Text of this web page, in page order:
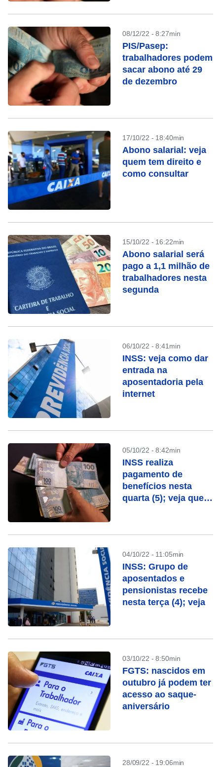
08/12/22 - 8:27min
PIS/Pasep:
trabalhadores podem
sacar abono até 29
de dezembro
17/10/22 - 18:40min
Abono salarial: veja
quem tem direito e
como consultar
15/10/22 - 16:22min
Abono salarial será
pago a 1,1 milhão de
trabalhadores nesta
segunda
06/10/22 - 8:41min
INSS: veja como dar
entrada na
aposentadoria pela
internet
05/10/22 - 8:42min
INSS realiza
pagamento de
benefícios nesta
quarta (5); veja quem
04/10/22 - 11:05min
INSS: Grupo de
aposentados e
pensionistas recebe
nesta terça (4); veja
03/10/22 - 8:50min
FGTS: nascidos em
outubro já podem ter
acesso ao saque-
aniversário
28/09/22 - 19:06min